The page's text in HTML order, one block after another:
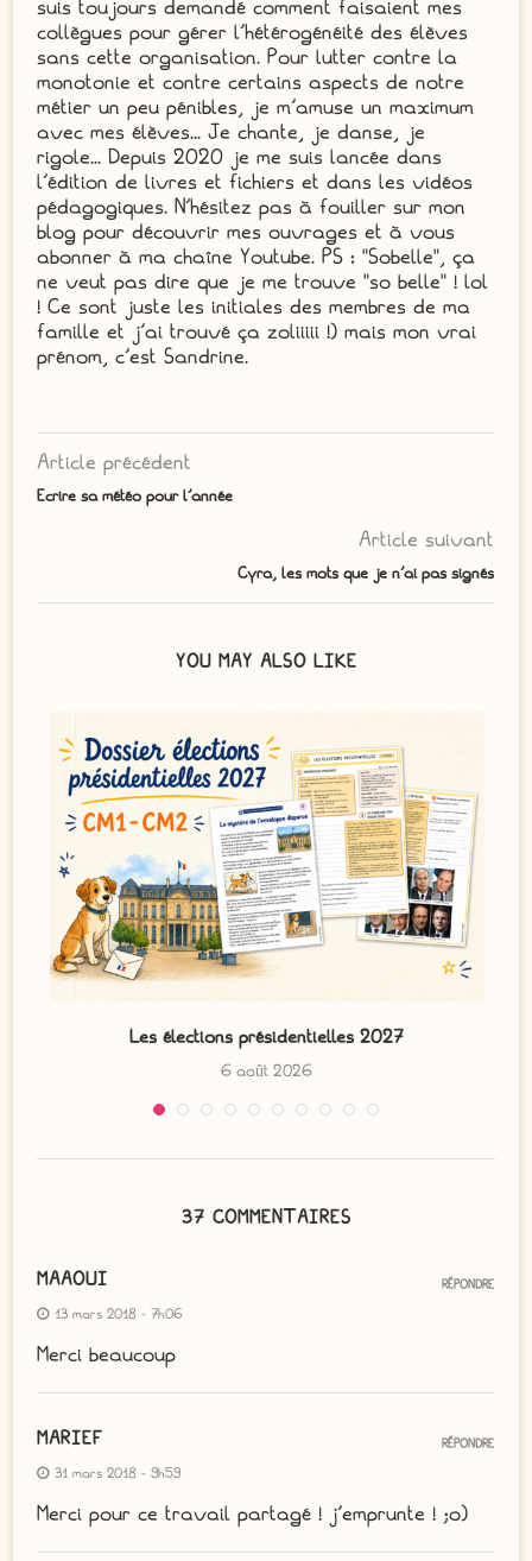
suis toujours demandé comment faisaient mes
collègues pour gérer l'hétérogénéité des élèves
sans cette organisation. Pour lutter contre la
monotonie et contre certains aspects de notre
métier un peu pénibles, je m'amuse un maximum
avec mes élèves... Je chante, je danse, je
rigole... Depuis 2020 je me suis lancée dans
l'édition de livres et fichiers et dans les vidéos
pédagogiques. N'hésitez pas à fouiller sur mon
blog pour découvrir mes ouvrages et à vous
abonner à ma chaîne Youtube. PS : "Sobelle", ça
ne veut pas dire que je me trouve "so belle" ! lol
! Ce sont juste les initiales des membres de ma
famille et j'ai trouvé ça zoliiiii !) mais mon vrai
prénom, c'est Sandrine.
Article précédent
Ecrire sa météo pour l’année
Article suivant
Cyra, les mots que je n’ai pas signés
YOU MAY ALSO LIKE
Les élections présidentielles 2027
6 août 2026
37 COMMENTAIRES
MAAOUI
13 mars 2018 - 7h06
Merci beaucoup
RÉPONDRE
MARIEF
31 mars 2018 - 9h59
Merci pour ce travail partagé ! j’emprunte ! ;o)
RÉPONDRE